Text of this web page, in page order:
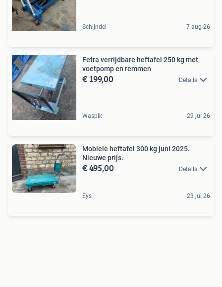
Schijndel 7 aug 26
Fetra verrijdbare heftafel 250 kg met
voetpomp en remmen
€ 199,00 Details
Waspik 29 jul 26
Mobiele heftafel 300 kg juni 2025.
Nieuwe prijs.
€ 495,00 Details
Eys 23 jul 26